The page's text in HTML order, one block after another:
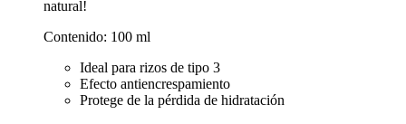
natural!
Contenido: 100 ml
Ideal para rizos de tipo 3
Efecto antiencrespamiento
Protege de la pérdida de hidratación